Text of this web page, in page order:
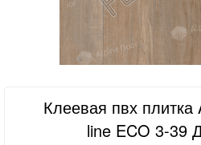
Клеевая пвх плитка
line ECO 3-39